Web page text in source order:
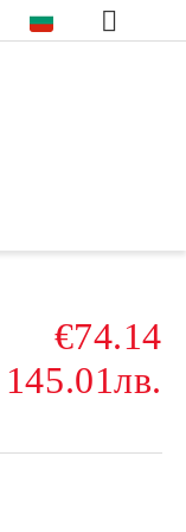
€74.14
145.01лв.